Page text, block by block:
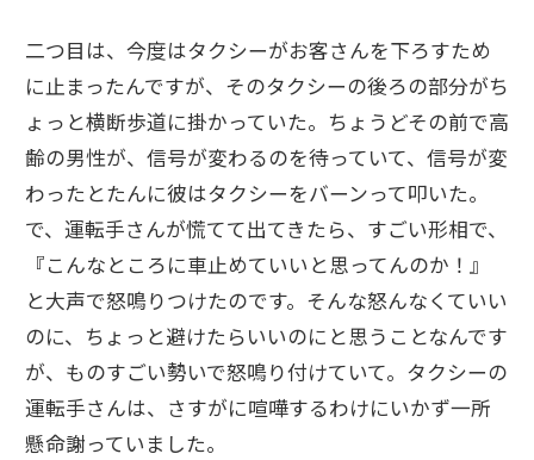
二つ目は、今度はタクシーがお客さんを下ろすため
に止まったんですが、そのタクシーの後ろの部分がち
ょっと横断歩道に掛かっていた。ちょうどその前で高
齢の男性が、信号が変わるのを待っていて、信号が変
わったとたんに彼はタクシーをバーンって叩いた。
で、運転手さんが慌てて出てきたら、すごい形相で、
『こんなところに車止めていいと思ってんのか！』
と大声で怒鳴りつけたのです。そんな怒んなくていい
のに、ちょっと避けたらいいのにと思うことなんです
が、ものすごい勢いで怒鳴り付けていて。タクシーの
運転手さんは、さすがに喧嘩するわけにいかず一所
懸命謝っていました。